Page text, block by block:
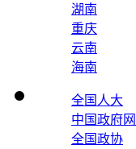
湖南
重庆
云南
海南
全国人大
中国政府网
全国政协